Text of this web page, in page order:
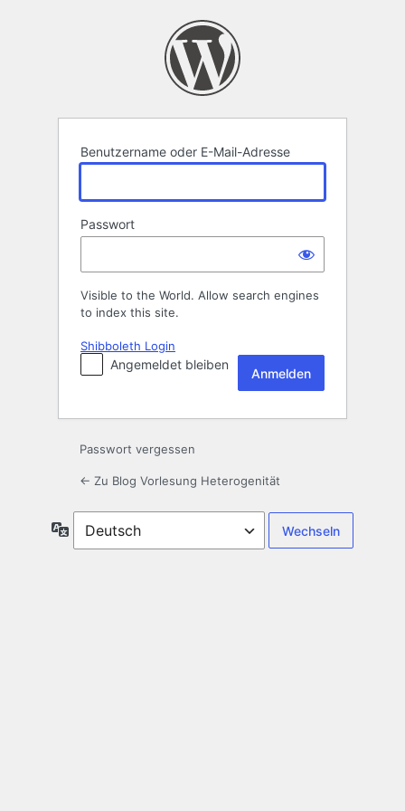
Benutzername oder E-Mail-Adresse
Passwort
Visible to the World. Allow search engines
to index this site.
Shibboleth Login
Angemeldet bleiben
Passwort vergessen
← Zu Blog Vorlesung Heterogenität
Sprache